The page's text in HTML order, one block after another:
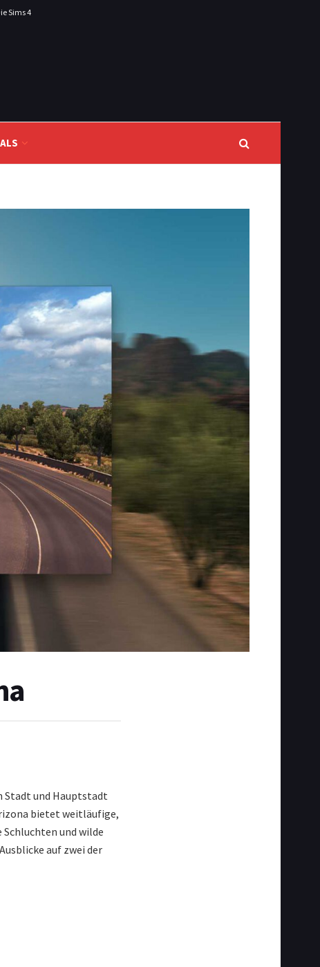
Sims 4
Stadt und Hauptstadt
bietet weitläufige,
und wilde
auf zwei der